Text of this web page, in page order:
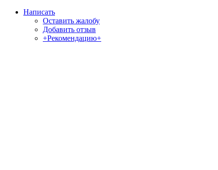
Написать
Оставить жалобу
Добавить отзыв
+Рекомендацию+